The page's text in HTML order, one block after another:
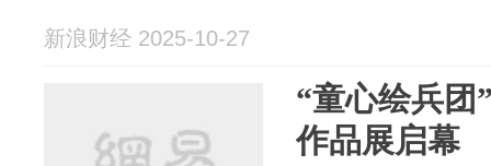
新浪财经 2025-10-27
“童心绘兵团
作品展启幕